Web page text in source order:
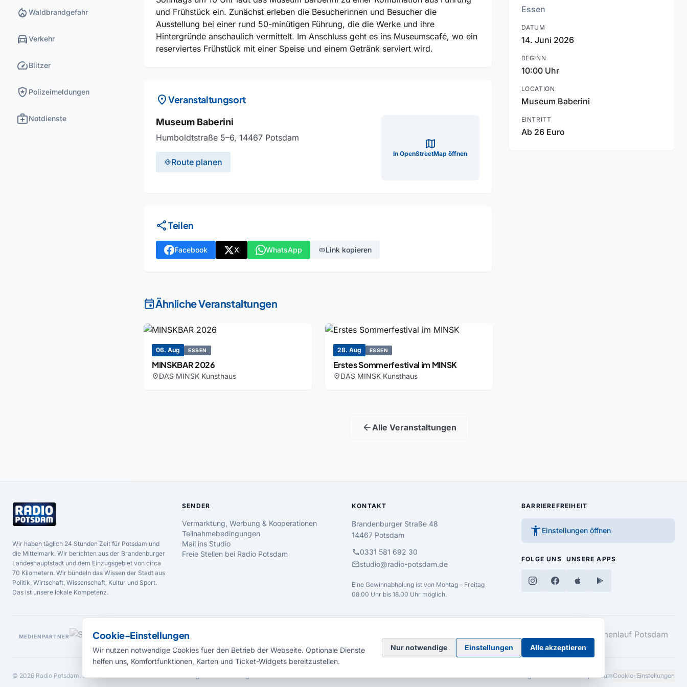
local_fire_department Waldbrandgefahr
directions_carVerkehr
speedBlitzer
local_police Polizeimeldungen
medical_servicesNotdienste
und Frühstück ein. Zunächst erleben die Besucherinnen und Besucher die
Ausstellung bei einer rund 50-minütigen Führung, die die Werke und ihre
Hintergründe anschaulich vermittelt. Im Anschluss geht es ins Museumscafé, wo ein
reserviertes Frühstück mit einer Speise und einem Getränk serviert wird.
location_onVeranstaltungsort
Museum Baberini
Humboldtstraße 5–6, 14467 Potsdam
directionsRoute planen
map
In OpenStreetMap öffnen
shareTeilen
Facebook X WhatsApp linkLink kopieren
Essen
DATUM
14. Juni 2026
BEGINN
10:00 Uhr
LOCATION
Museum Baberini
EINTRITT
Ab 26 Euro
eventÄhnliche Veranstaltungen
06. Aug ESSEN
MINSKBAR 2026
location_onDAS MINSK Kunsthaus
28. Aug ESSEN
Erstes Sommerfestival im MINSK
location_onDAS MINSK Kunsthaus
arrow_backAlle Veranstaltungen
Wir haben täglich 24 Stunden Zeit für Potsdam und
die Mittelmark. Wir berichten aus der Brandenburger
Landeshauptstadt und dem Einzugsgebiet von circa
70 Kilometern. Wir bündeln das Wissen der Stadt aus
Politik, Wirtschaft, Wissenschaft, Kultur und Sport.
Das ist unsere lokale Kompetenz.
SENDER
Vermarktung, Werbung & Kooperationen
Teilnahmebedingungen
Mail ins Studio
Freie Stellen bei Radio Potsdam
KONTAKT
Brandenburger Straße 48
14467 Potsdam
call0331 581 692 30
mailstudio@radio-potsdam.de
Eine Gewinnabholung ist von Montag – Freitag
08.00 Uhr bis 18.00 Uhr möglich.
BARRIEREFREIHEIT
accessibility_new Einstellungen öffnen
FOLGE UNS UNSERE APPS
MEDIENPARTNER
© 2026 Radio Potsdam. Webseite entwickelt durch dieMedienagentur Babelsberg BarrierefreiheitserklärungAGBDatenschutzImpressumCookie-Einstellungen
Cookie-Einstellungen
Wir nutzen notwendige Cookies fuer den Betrieb der Webseite. Optionale Dienste
helfen uns, Komfortfunktionen, Karten und Ticket-Widgets bereitzustellen.
Nur notwendige Einstellungen Alle akzeptieren